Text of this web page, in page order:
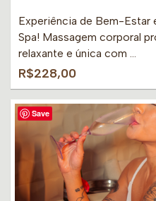
Experiência de Bem-Estar
Spa! Massagem corporal
relaxante e única com …
R$228,00
Save